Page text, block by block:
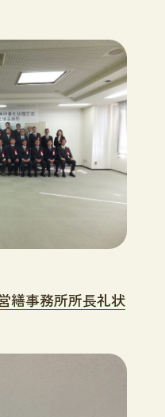
繕事務所所長礼状